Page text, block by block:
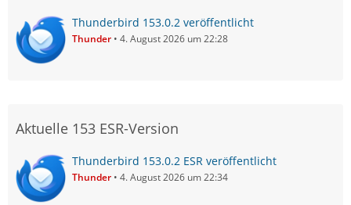
Thunderbird 153.0.2 veröffentlicht
Thunder 4. August 2026 um 22:28
Aktuelle 153 ESR-Version
Thunderbird 153.0.2 ESR veröffentlicht
Thunder 4. August 2026 um 22:34